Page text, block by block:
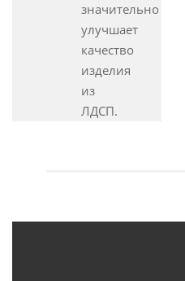
значительно
улучшает
качество
изделия
из
ЛДСП.